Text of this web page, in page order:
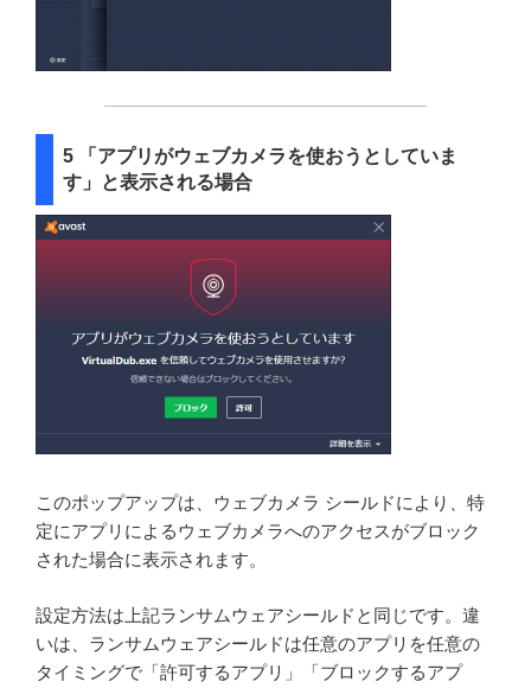
5 「アプリがウェブカメラを使おうとしていま
す」と表示される場合
このポップアップは、ウェブカメラ シールドにより、特
定にアプリによるウェブカメラへのアクセスがブロック
された場合に表示されます。
設定方法は上記ランサムウェアシールドと同じです。違
いは、ランサムウェアシールドは任意のアプリを任意の
タイミングで「許可するアプリ」「ブロックするアプ